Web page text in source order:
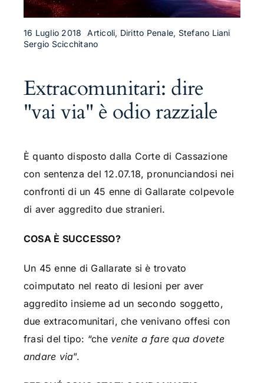
16 Luglio 2018
Articoli, Diritto Penale, Stefano Liani
Sergio Scicchitano
Extracomunitari: dire
"vai via" è odio razziale
È quanto disposto dalla Corte di Cassazione
con sentenza del 12.07.18, pronunciandosi nei
confronti di un 45 enne di Gallarate colpevole
di aver aggredito due stranieri.
COSA È SUCCESSO?
Un 45 enne di Gallarate si è trovato
coimputato nel reato di lesioni per aver
aggredito insieme ad un secondo soggetto,
due extracomunitari, che venivano offesi con
frasi del tipo: “chevenite a fare qua dovete
andare via”.